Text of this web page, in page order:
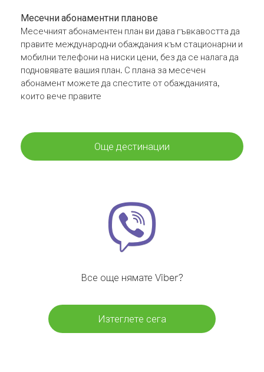
Месечни абонаментни планове
Месечният абонаментен план ви дава гъвкавостта да
правите международни обаждания към стационарни и
мобилни телефони на ниски цени, без да се налага да
подновявате вашия план. С плана за месечен
абонамент можете да спестите от обажданията,
които вече правите
Още дестинации
Все още нямате Viber?
Изтеглете сега